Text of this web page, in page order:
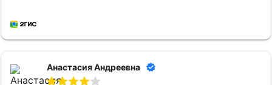
Анастасия Андреевна